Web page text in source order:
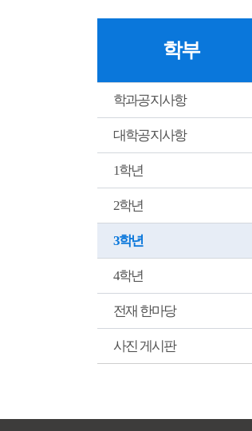
학부
학과공지사항
대학공지사항
1학년
2학년
3학년
4학년
전재 한마당
사진 게시판